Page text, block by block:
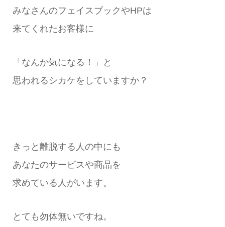
みなさんのフェイスブックやHPは
来てくれたお客様に
「なんか気になる！」と
思われるシカケをしていますか？
きっと離脱する人の中にも
あなたのサービスや商品を
求めている人がいます。
とても勿体無いですね。